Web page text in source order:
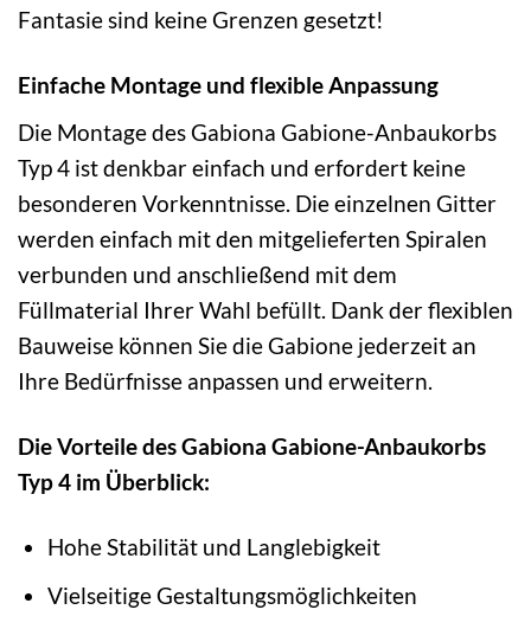
Fantasie sind keine Grenzen gesetzt!
Einfache Montage und flexible Anpassung
Die Montage des Gabiona Gabione-Anbaukorbs
Typ 4 ist denkbar einfach und erfordert keine
besonderen Vorkenntnisse. Die einzelnen Gitter
werden einfach mit den mitgelieferten Spiralen
verbunden und anschließend mit dem
Füllmaterial Ihrer Wahl befüllt. Dank der flexiblen
Bauweise können Sie die Gabione jederzeit an
Ihre Bedürfnisse anpassen und erweitern.
Die Vorteile des Gabiona Gabione-Anbaukorbs
Typ 4 im Überblick:
Hohe Stabilität und Langlebigkeit
Vielseitige Gestaltungsmöglichkeiten